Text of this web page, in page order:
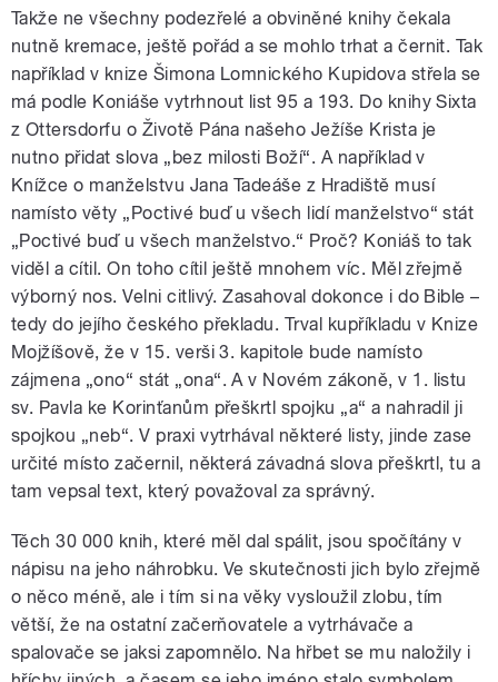
Takže ne všechny podezřelé a obviněné knihy čekala
nutně kremace, ještě pořád a se mohlo trhat a černit. Tak
například v knize Šimona Lomnického Kupidova střela se
má podle Koniáše vytrhnout list 95 a 193. Do knihy Sixta
z Ottersdorfu o Životě Pána našeho Ježíše Krista je
nutno přidat slova „bez milosti Boží“. A například v
Knížce o manželstvu Jana Tadeáše z Hradiště musí
namísto věty „Poctivé buď u všech lidí manželstvo“ stát
„Poctivé buď u všech manželstvo.“ Proč? Koniáš to tak
viděl a cítil. On toho cítil ještě mnohem víc. Měl zřejmě
výborný nos. Velni citlivý. Zasahoval dokonce i do Bible –
tedy do jejího českého překladu. Trval kupříkladu v Knize
Mojžíšově, že v 15. verši 3. kapitole bude namísto
zájmena „ono“ stát „ona“. A v Novém zákoně, v 1. listu
sv. Pavla ke Korinťanům přeškrtl spojku „a“ a nahradil ji
spojkou „neb“. V praxi vytrhával některé listy, jinde zase
určité místo začernil, některá závadná slova přeškrtl, tu a
tam vepsal text, který považoval za správný.
Těch 30 000 knih, které měl dal spálit, jsou spočítány v
nápisu na jeho náhrobku. Ve skutečnosti jich bylo zřejmě
o něco méně, ale i tím si na věky vysloužil zlobu, tím
větší, že na ostatní začerňovatele a vytrhávače a
spalovače se jaksi zapomnělo. Na hřbet se mu naložily i